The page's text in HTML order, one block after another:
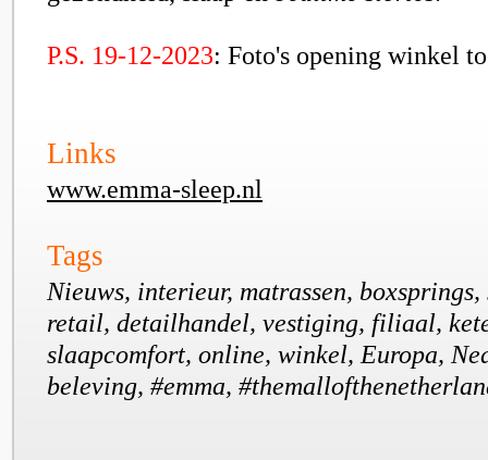
P.S. 19-12-2023: Foto's opening winkel
Links
www.emma-sleep.nl
Tags
Nieuws, interieur, matrassen,
retail, detailhandel, vestiging, filiaal,
slaapcomfort, online, winkel, Europa,
beleving, #emma,